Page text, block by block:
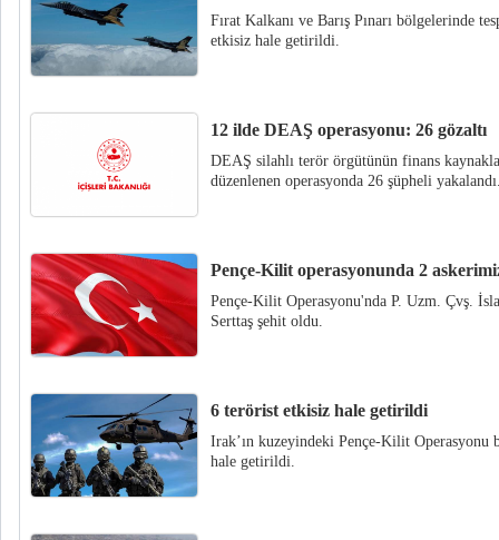
Fırat Kalkanı ve Barış Pınarı bölgelerinde
etkisiz hale getirildi.
12 ilde DEAŞ operasyonu: 26 gözaltı
DEAŞ silahlı terör örgütünün finans
düzenlenen operasyonda 26 şüpheli
Pençe-Kilit operasyonunda 2
Pençe-Kilit Operasyonu'nda P. Uzm. Çvş.
Serttaş şehit oldu.
6 terörist etkisiz hale getirildi
Irak’ın kuzeyindeki Pençe-Kilit Operasyonu
hale getirildi.